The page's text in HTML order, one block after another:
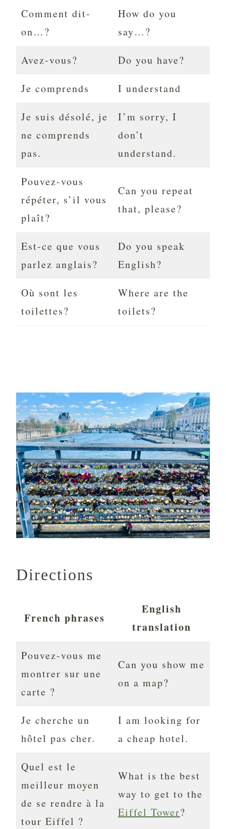
Comment dit-
on…?
How do you
say…?
Avez-vous? Do you have?
Je comprends I understand
Je suis désolé, je
ne comprends
pas.
I’m sorry, I
don’t
understand.
Pouvez-vous
répéter, s’il vous
plaît?
Can you repeat
that, please?
Est-ce que vous
parlez anglais?
Do you speak
English?
Où sont les
toilettes?
Where are the
toilets?
Directions
French phrases
English
translation
Pouvez-vous me
montrer sur une
carte ?
Can you show me
on a map?
Je cherche un
hôtel pas cher.
I am looking for
a cheap hotel.
Quel est le
meilleur moyen
de se rendre à la
tour Eiffel ?
What is the best
way to get to the
Eiffel Tower?